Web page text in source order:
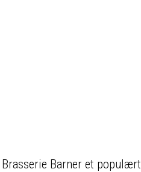
Barner et populært